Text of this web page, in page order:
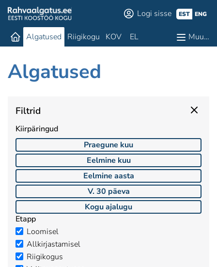
Logi sisse EST ENG
Algatused Riigikogu KOV EL Muu…
Algatused
Filtrid
Kiirpäringud
Praegune kuu
Eelmine kuu
Eelmine aasta
V. 30 päeva
Kogu ajalugu
Etapp
Loomisel
Allkirjastamisel
Riigikogus